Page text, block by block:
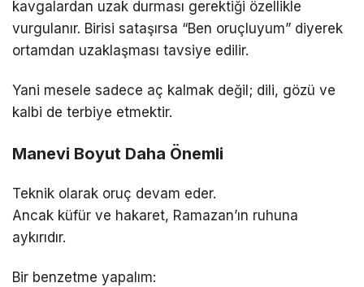
kavgalardan uzak durması gerektiği özellikle
vurgulanır. Birisi sataşırsa “Ben oruçluyum” diyerek
ortamdan uzaklaşması tavsiye edilir.
Yani mesele sadece aç kalmak değil; dili, gözü ve
kalbi de terbiye etmektir.
Manevi Boyut Daha Önemli
Teknik olarak oruç devam eder.
Ancak küfür ve hakaret, Ramazan’ın ruhuna
aykırıdır.
Bir benzetme yapalım: